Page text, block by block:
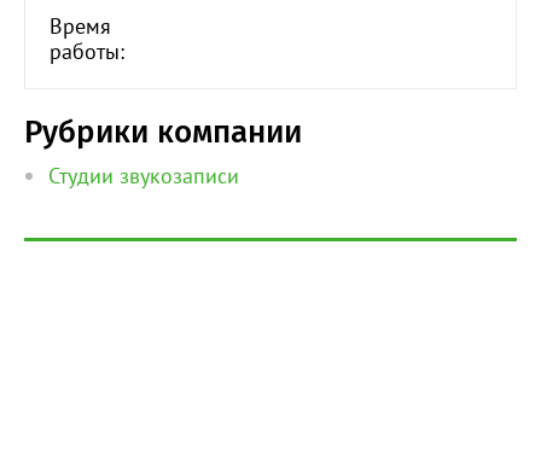
Время
работы:
Рубрики компании
Студии звукозаписи